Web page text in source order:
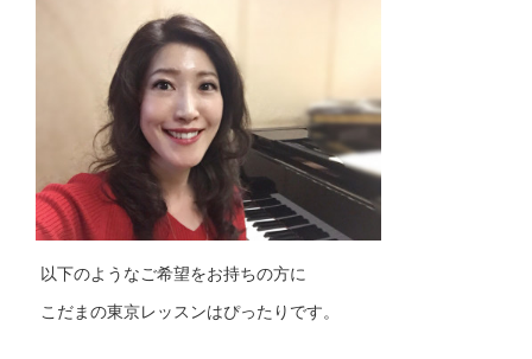
以下のようなご希望をお持ちの方に
こだまの東京レッスンはぴったりです。